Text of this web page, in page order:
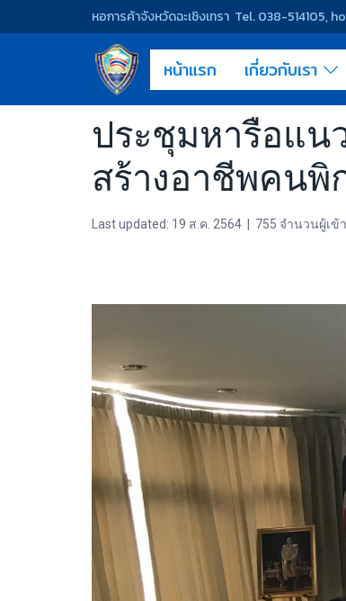
หอการค้าจังหวัดฉะเชิงเทรา Tel. 038-514105,
หน้าแรก เกี่ยวกับเรา
ประชุมหารือแน
สร้างอาชีพคนพิ
Last updated: 19 ส.ค. 2564 755 จำนวนผู้เข้